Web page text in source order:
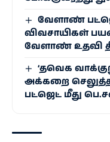
வேளாண்
விவசாயிகள்
வேளாண் உதவி
‘தவெக
அக்கறை
பட்ஜெட் மீது